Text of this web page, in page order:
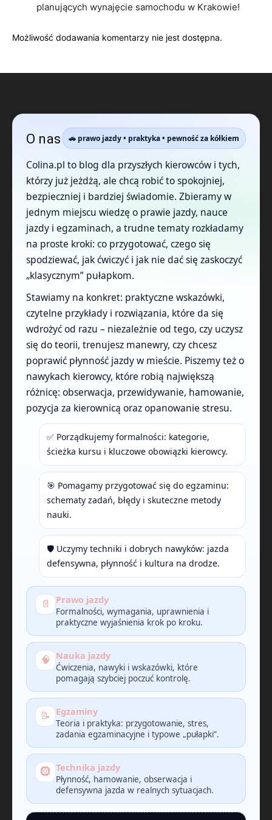
planujących wynajęcie samochodu w Krakowie!
Możliwość dodawania komentarzy nie jest dostępna.
O nas 🚗 prawo jazdy • praktyka • pewność za kółkiem
Colina.pl to blog dla przyszłych kierowców i tych,
którzy już jeżdżą, ale chcą robić to spokojniej,
bezpieczniej i bardziej świadomie. Zbieramy w
jednym miejscu wiedzę o prawie jazdy, nauce
jazdy i egzaminach, a trudne tematy rozkładamy
na proste kroki: co przygotować, czego się
spodziewać, jak ćwiczyć i jak nie dać się zaskoczyć
„klasycznym” pułapkom.
Stawiamy na konkret: praktyczne wskazówki,
czytelne przykłady i rozwiązania, które da się
wdrożyć od razu – niezależnie od tego, czy uczysz
się do teorii, trenujesz manewry, czy chcesz
poprawić płynność jazdy w mieście. Piszemy też o
nawykach kierowcy, które robią największą
różnicę: obserwacja, przewidywanie, hamowanie,
pozycja za kierownicą oraz opanowanie stresu.
✅ Porządkujemy formalności: kategorie,
ścieżka kursu i kluczowe obowiązki kierowcy.
🎯 Pomagamy przygotować się do egzaminu:
schematy zadań, błędy i skuteczne metody
nauki.
🛡️ Uczymy techniki i dobrych nawyków: jazda
defensywna, płynność i kultura na drodze.
📄 Prawo jazdy
Formalności, wymagania, uprawnienia i
praktyczne wyjaśnienia krok po kroku.
🧠 Nauka jazdy
Ćwiczenia, nawyki i wskazówki, które
pomagają szybciej poczuć kontrolę.
📝 Egzaminy
Teoria i praktyka: przygotowanie, stres,
zadania egzaminacyjne i typowe „pułapki”.
🛞 Technika jazdy
Płynność, hamowanie, obserwacja i
defensywna jazda w realnych sytuacjach.